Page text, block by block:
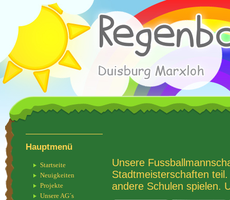
Hauptmenü
Startseite
Neuigkeiten
Projekte
Unsere AG´s
Unsere
Stadtmeisterschaften
andere Schulen spielen.